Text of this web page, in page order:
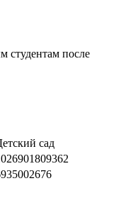
студентам после
сад